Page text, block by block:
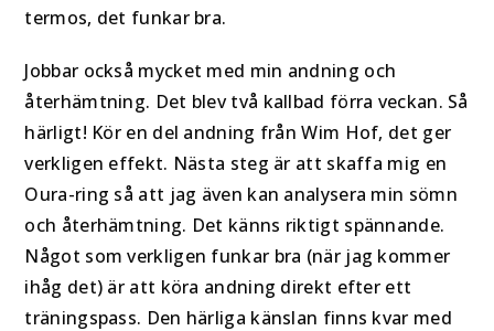
termos, det funkar bra.
Jobbar också mycket med min andning och
återhämtning. Det blev två kallbad förra veckan. Så
härligt! Kör en del andning från Wim Hof, det ger
verkligen effekt. Nästa steg är att skaffa mig en
Oura-ring så att jag även kan analysera min sömn
och återhämtning. Det känns riktigt spännande.
Något som verkligen funkar bra (när jag kommer
ihåg det) är att köra andning direkt efter ett
träningspass. Den härliga känslan finns kvar med